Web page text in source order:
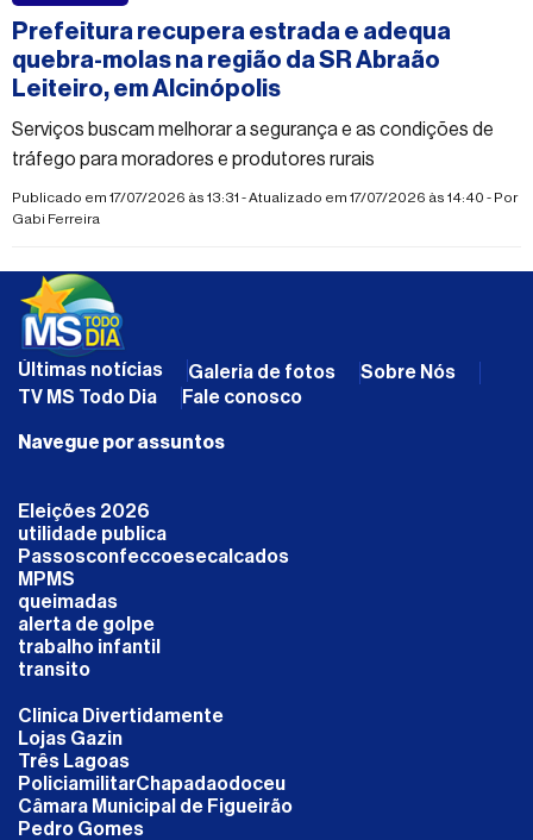
Prefeitura recupera estrada e adequa
quebra-molas na região da SR Abraão
Leiteiro, em Alcinópolis
Serviços buscam melhorar a segurança e as condições de
tráfego para moradores e produtores rurais
Publicado em 17/07/2026 às 13:31 - Atualizado em 17/07/2026 às 14:40 - Por
Gabi Ferreira
Últimas notícias Galeria de fotos
Sobre Nós
TV MS Todo Dia
Fale conosco
Navegue por assuntos
Eleições 2026
utilidade publica
Passosconfeccoesecalcados
MPMS
queimadas
alerta de golpe
trabalho infantil
transito
Clinica Divertidamente
Lojas Gazin
Três Lagoas
PoliciamilitarChapadaodoceu
Câmara Municipal de Figueirão
Pedro Gomes